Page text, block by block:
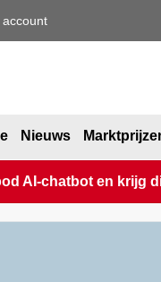
account
Nieuws
AI-chatbot en